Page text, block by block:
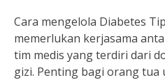
Cara mengelola Diabetes
memerlukan kerjasama
tim medis yang terdiri dari
gizi. Penting bagi orang tua